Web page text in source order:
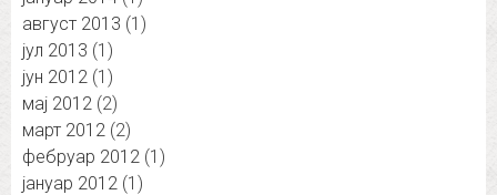
август 2013 (1)
јул 2013 (1)
јун 2012 (1)
мај 2012 (2)
март 2012 (2)
фебруар 2012 (1)
јануар 2012 (1)